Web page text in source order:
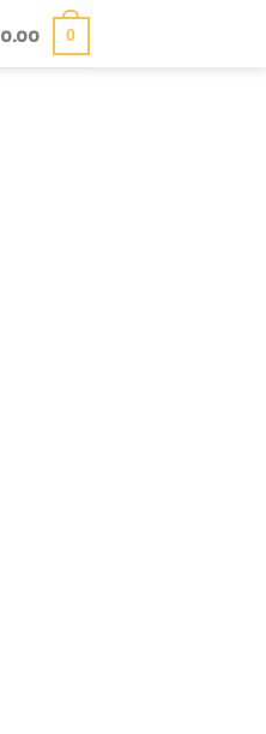
0.00 0